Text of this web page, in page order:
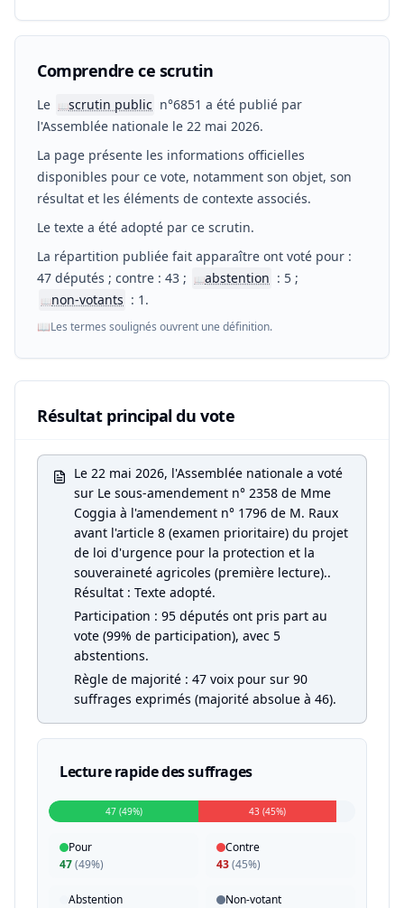
Comprendre ce scrutin
Le 📖scrutin public n°6851 a été publié par
l'Assemblée nationale le 22 mai 2026.
La page présente les informations officielles
disponibles pour ce vote, notamment son objet, son
résultat et les éléments de contexte associés.
Le texte a été adopté par ce scrutin.
La répartition publiée fait apparaître ont voté pour :
47 députés ; contre : 43 ;
📖abstention : 5 ;
📖non-votants : 1.
📖Les termes soulignés ouvrent une définition.
Résultat principal du vote
Le 22 mai 2026, l'Assemblée nationale a voté
sur Le sous-amendement n° 2358 de Mme
Coggia à l'amendement n° 1796 de M. Raux
avant l'article 8 (examen prioritaire) du projet
de loi d'urgence pour la protection et la
souveraineté agricoles (première lecture)..
Résultat : Texte adopté.
Participation : 95 députés ont pris part au
vote (99% de participation), avec 5
abstentions.
Règle de majorité : 47 voix pour sur 90
suffrages exprimés (majorité absolue à 46).
Lecture rapide des suffrages
47 (49%) 43 (45%)
Pour
47(49%)
Contre
43(45%)
Abstention
Non-votant